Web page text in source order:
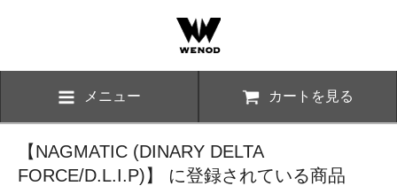
メニュー カートを見る
【NAGMATIC (DINARY DELTA
FORCE/D.L.I.P)】 に登録されている商品